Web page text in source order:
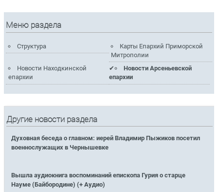
Меню раздела
Структура
Карты Епархий Приморской
Митрополии
Новости Находкинской
епархии
Новости Арсеньевской
епархии
Другие новости раздела
Духовная беседа о главном: иерей Владимир Пыжиков посетил
военнослужащих в Чернышевке
Вышла аудиокнига воспоминаний епископа Гурия о старце
Науме (Байбородине) (+ Аудио)